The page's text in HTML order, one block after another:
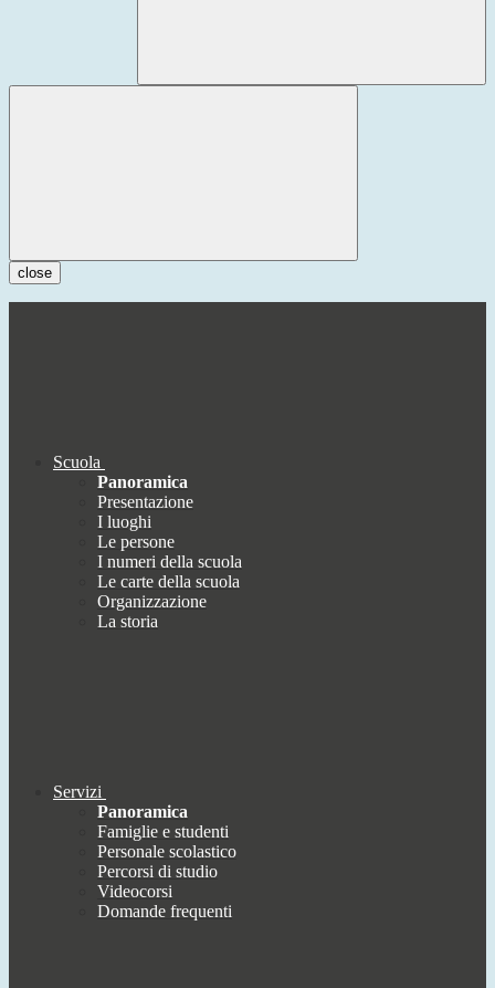
close
Scuola
Panoramica
Presentazione
I luoghi
Le persone
I numeri della scuola
Le carte della scuola
Organizzazione
La storia
Servizi
Panoramica
Famiglie e studenti
Personale scolastico
Percorsi di studio
Videocorsi
Domande frequenti